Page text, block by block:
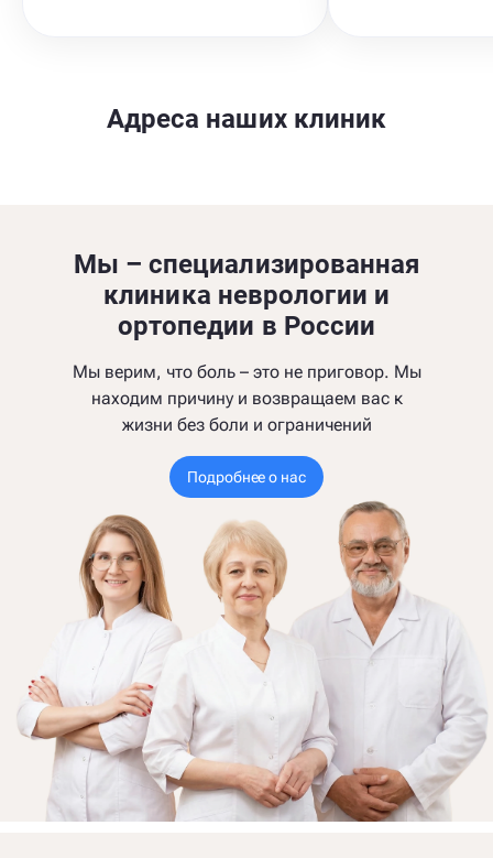
Адреса наших клиник
Мы – специализированная
клиника неврологии и
ортопедии в России
Мы верим, что боль – это не приговор. Мы
находим причину и возвращаем вас к
жизни без боли и ограничений
Подробнее о нас